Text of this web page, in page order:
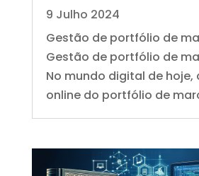
9 Julho 2024
Gestão de portfólio de
Gestão de portfólio de
No mundo digital de hoje,
online do portfólio de